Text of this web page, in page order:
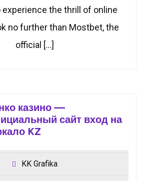
experience the thrill of online
no further than Mostbet, the
official […]
казино —
сайт вход на
KZ
KK Grafika